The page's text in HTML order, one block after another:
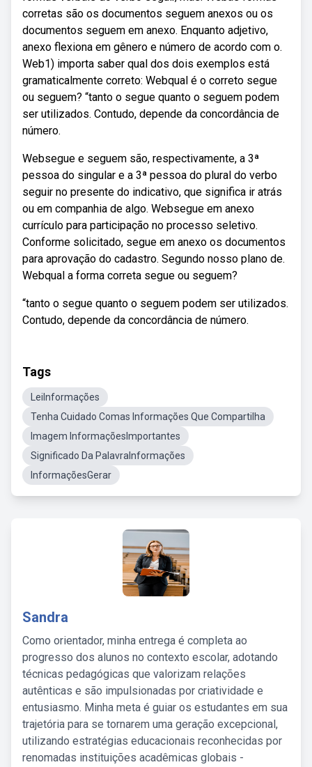
corretas são os documentos seguem anexos ou os
documentos seguem em anexo. Enquanto adjetivo,
anexo flexiona em gênero e número de acordo com o.
Web1) importa saber qual dos dois exemplos está
gramaticalmente correto: Webqual é o correto segue
ou seguem? “tanto o segue quanto o seguem podem
ser utilizados. Contudo, depende da concordância de
número.
Websegue e seguem são, respectivamente, a 3ª
pessoa do singular e a 3ª pessoa do plural do verbo
seguir no presente do indicativo, que significa ir atrás
ou em companhia de algo. Websegue em anexo
currículo para participação no processo seletivo.
Conforme solicitado, segue em anexo os documentos
para aprovação do cadastro. Segundo nosso plano de.
Webqual a forma correta segue ou seguem?
“tanto o segue quanto o seguem podem ser utilizados.
Contudo, depende da concordância de número.
Tags
LeiInformações
Tenha Cuidado Comas Informações Que Compartilha
Imagem InformaçõesImportantes
Significado Da PalavraInformações
InformaçõesGerar
Sandra
Como orientador, minha entrega é completa ao
progresso dos alunos no contexto escolar, adotando
técnicas pedagógicas que valorizam relações
autênticas e são impulsionadas por criatividade e
entusiasmo. Minha meta é guiar os estudantes em sua
trajetória para se tornarem uma geração excepcional,
utilizando estratégias educacionais reconhecidas por
renomadas instituições acadêmicas globais -